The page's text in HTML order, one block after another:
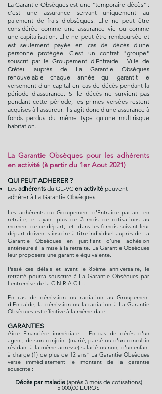
La Garantie Obsèques est une "temporaire décès" :
c'est une assurance servant uniquement au
paiement de frais d'obsèques. Elle ne peut être
considérée comme une assurance vie ou comme
une capitalisation. Elle ne peut être remboursée et
est seulement payée en cas de décès d'une
personne protégée. C'est un contrat "groupe"
souscrit par le Groupement d'Entraide - Ville de
Créteil auprès de La Garantie Obsèques
renouvelable chaque année qui garantit le
versement d'un capital en cas de décès pendant la
période d'assurance. Si le décès ne survient pas
pendant cette période, les primes versées restent
acquises à l'assureur. Il s'agit donc d'une assurance à
fonds perdus du même type qu'une multirisque
habitation.
La Garantie Obsèques pour les adhérents
en activité (à partir du 1er Aout 2021)
QUI PEUT ADHERER ?
Les adhérents du GE-VC en activité peuvent
adhérer à La Garantie Obsèques.
Les adhérents du Groupement d'Entraide partant en
retraite, et ayant plus de 3 mois de cotisations au
moment de ce départ, et dans les 6 mois suivant leur
départ doivent s'inscrire à titre individuel auprès de La
Garantie Obsèques en justifiant d'une adhésion
antérieure à la mise à la retraite. La Garantie Obsèques
leur proposera une garantie équivalente.
Passé ces délais et avant le 85ème anniversaire, le
retraité pourra souscrire à La Garantie Obsèques par
l'entremise de la C.N.R.A.C.L..
En cas de démission ou radiation au Groupement
d'Entraide, la démission ou la radiation à La Garantie
Obsèques est effective à la même date.
GARANTIES
Aide Financière immédiate - En cas de décès d'un
agent, de son conjoint (marié, pacsé ou d'un concubin
résidant à la même adresse) salarié ou non, d'un enfant
à charge (1) de plus de 12 ans* La Garantie Obsèques
verse immédiatement le montant de la garantie
souscrite :
Décès par maladie(après 3 mois de cotisations)
5 000,00 EUROS